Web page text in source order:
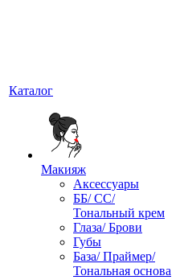
Каталог
Макияж
Аксессуары
ББ/ СС/
Тональный крем
Глаза/ Брови
Губы
База/ Праймер/
Тональная основа